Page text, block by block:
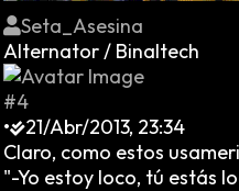
Seta_Asesina
Alternator / Binaltech
#4
•
21/Abr/2013, 23:34
Claro, como estos
"-Yo estoy loco, tú estás